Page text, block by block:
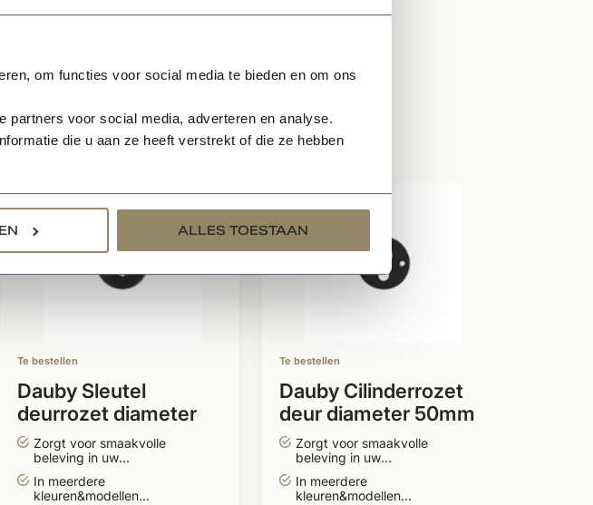
om functies voor social media te bieden en om ons
partners voor social media, adverteren en analyse.
die u aan ze heeft verstrekt of die ze hebben
ALLES TOESTAAN
Te bestellen
Dauby Sleutel
deurrozet diameter
50mm rond
Zorgt voor smaakvolle
beleving in uw
In meerdere
kleuren&modellen
Te bestellen
Dauby Cilinderrozet
deur diameter 50mm
rond extra vlak
Zorgt voor smaakvolle
beleving in uw
In meerdere
kleuren&modellen